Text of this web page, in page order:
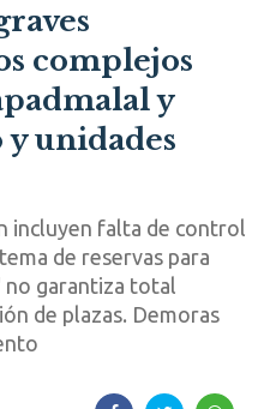
complejos
y
y unidades
incluyen falta de control
de reservas para
no garantiza total
de plazas. Demoras